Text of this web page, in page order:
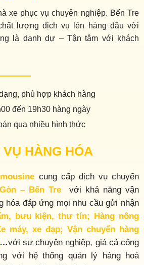
xe phục vụ chuyên nghiệp. Bến Tre
lượng dịch vụ lên hàng đầu với
là danh dự – Tận tâm với khách
phù hợp khách hàng
đến 19h30 hàng ngày
qua nhiều hình thức
VỤ HÀNG HÓA
cung cấp dịch vụ chuyển
– Bến Tre
với khả năng vận
hóa đáp ứng mọi nhu cầu gửi nhận
bưu kiện, thư tín; Hàng nông
máy, xe đạp; Vận chuyển hàng
với sự chuyên nghiệp, giá cả công
với hệ thống quản lý hàng hoá